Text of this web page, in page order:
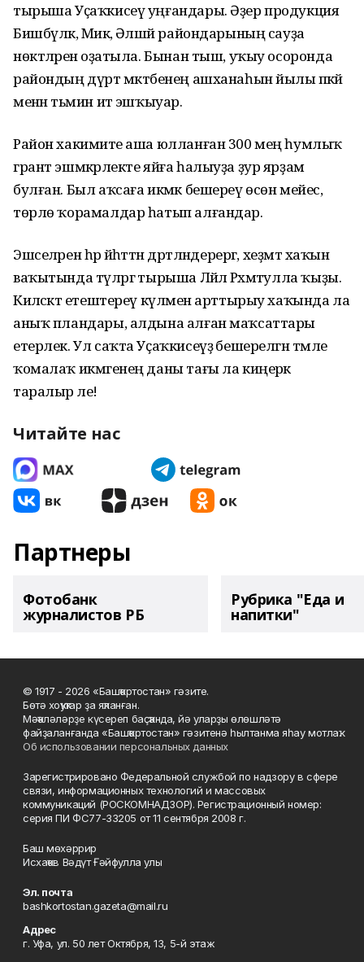
тырыша Уҫаҡкисеү уңғандары. Әҙер продукция
Бишбүләк, Миәкә, Әлшәй райондарының сауҙа
нөктәләренә оҙатыла. Бынан тыш, уҡыу осоронда
райондың дүрт мәктәбенең ашханаһын йылы әпәкәй
менән тәьмин итә эшҡыуар.
Район хакимиәте аша юлланған 300 мең һумлыҡ
грант эшмәкәрлекте яйға һалыуҙа ҙур ярҙам
булған. Был аҡсаға икмәк бешереү өсөн мейес,
төрлө ҡорамалдар һатып алғандар.
Эшселәрен һәр йәһәттән дәрт­ләндерергә, хеҙмәт хаҡын
ваҡытында түләргә тырыша Ләйлә Рәхмәтулла ҡыҙы.
Киләсәктә етештереү күләмен арттырыу хаҡында ла
аныҡ пландары, алдына алған маҡсаттары
етерлек. Ул саҡта Уҫаҡкисеүҙә бешерелгән тәмле
ҡомалаҡ икмәгенең даны тағы ла киңерәк
таралыр әле!
Читайте нас
Партнеры
Фотобанк
журналистов РБ
Рубрика "Еда и
напитки"
© 1917 - 2026 «Башҡортостан» гәзите.
Бөтә хоҡуҡтар ҙа яҡланған.
Мәҡәләләрҙе күсереп баҫҡанда, йә уларҙы өлөшләтә
файҙаланғанда «Башҡортостан» гәзитенә һылтанма яһау мотлаҡ.
Об использовании персональных данных
Зарегистрировано Федеральной службой по надзору в сфере
связи, информационных технологий и массовых
коммуникаций (РОСКОМНАДЗОР). Регистрационный номер:
серия ПИ ФС77-33205 от 11 сентября 2008 г.
Баш мөхәррир
Исхаҡов Вәдүт Ғәйфулла улы
Эл. почта
bashkortostan.gazeta@mail.ru
Адрес
г. Уфа, ул. 50 лет Октября, 13, 5-й этаж